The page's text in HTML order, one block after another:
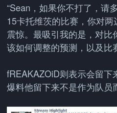
“Sean，如果你不打了，请
15卡托维茨的比赛，你对
震惊。最吸引我的是，对
该如何调整的预测，以及比
fREAKAZOiD则表示会留下
爆料他留下来不是作为队员